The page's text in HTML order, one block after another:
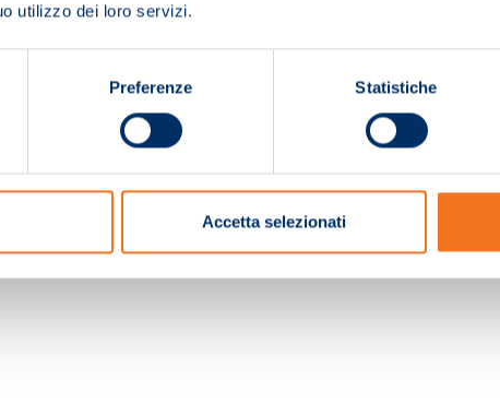
utilizzo dei loro servizi.
Preferenze Statistiche
Accetta selezionati
e Registro Imprese Pistoia 01680210505 – R.E.A. n.155974 - Cap.Soc. €